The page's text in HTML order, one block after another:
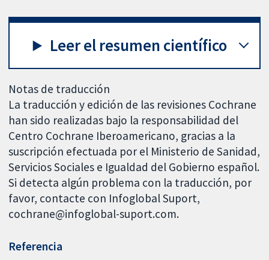
Leer el resumen científico
Notas de traducción
La traducción y edición de las revisiones Cochrane
han sido realizadas bajo la responsabilidad del
Centro Cochrane Iberoamericano, gracias a la
suscripción efectuada por el Ministerio de Sanidad,
Servicios Sociales e Igualdad del Gobierno español.
Si detecta algún problema con la traducción, por
favor, contacte con Infoglobal Suport,
cochrane@infoglobal-suport.com.
Referencia